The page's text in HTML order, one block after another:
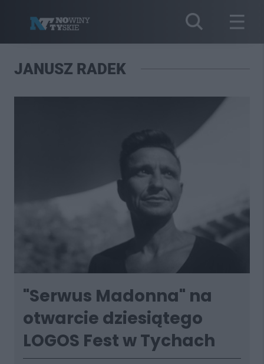
JANUSZ RADEK
"Serwus Madonna" na
otwarcie dziesiątego
LOGOS Fest w Tychach